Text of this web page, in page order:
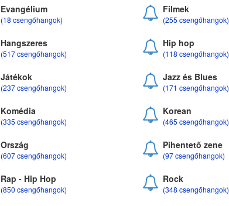
Evangélium
(18 csengőhangok)
Filmek
(255 csengőhangok)
Hangszeres
(517 csengőhangok)
Hip hop
(118 csengőhangok)
Játékok
(237 csengőhangok)
Jazz és Blues
(171 csengőhangok)
Komédia
(335 csengőhangok)
Korean
(465 csengőhangok)
Ország
(607 csengőhangok)
Pihentető zene
(97 csengőhangok)
Rap - Hip Hop
(850 csengőhangok)
Rock
(348 csengőhangok)